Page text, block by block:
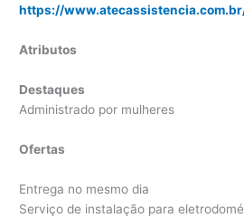
https://
Atributos
Destaques
Administrado por mulheres
Ofertas
Entrega no mesmo dia
Serviço de instalação para